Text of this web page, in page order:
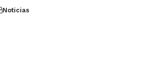
Noticias